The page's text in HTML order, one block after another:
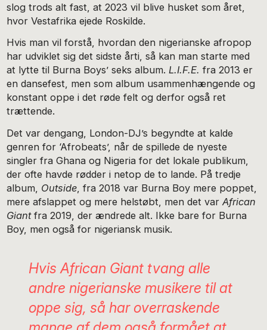
slog trods alt fast, at 2023 vil blive husket som året,
hvor Vestafrika ejede Roskilde.
Hvis man vil forstå, hvordan den nigerianske afropop
har udviklet sig det sidste årti, så kan man starte med
at lytte til Burna Boys’ seks album.L.I.F.E. fra 2013 er
en dansefest, men som album usammenhængende og
konstant oppe i det røde felt og derfor også ret
trættende.
Det var dengang, London-DJ’s begyndte at kalde
genren for ‘Afrobeats’, når de spillede de nyeste
singler fra Ghana og Nigeria for det lokale publikum,
der ofte havde rødder i netop de to lande. På tredje
album, Outside , fra 2018 var Burna Boy mere poppet,
mere afslappet og mere helstøbt, men det var African
Giantfra 2019, der ændrede alt. Ikke bare for Burna
Boy, men også for nigeriansk musik.
Hvis African Giant tvang alle
andre nigerianske musikere til at
oppe sig, så har overraskende